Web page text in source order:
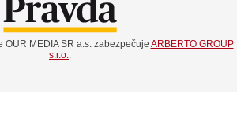
OUR MEDIA SR a.s. zabezpečuje ARBERTO GROUP
s.r.o.